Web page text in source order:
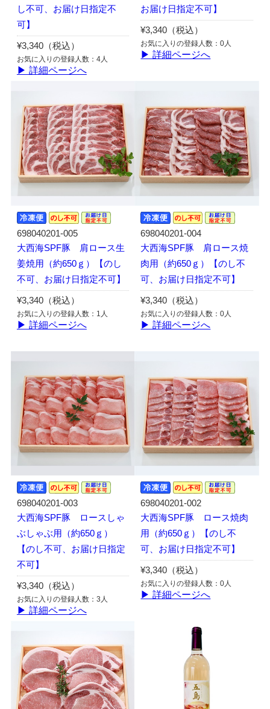
し不可、お届け日指定不
可】
¥3,340（税込）
お気に入りの登録人数：4人
▶ 詳細ページへ
お届け日指定不可】
¥3,340（税込）
お気に入りの登録人数：0人
▶ 詳細ページへ
698040201-005
大西海SPF豚 肩ロース生
姜焼用（約650ｇ）【のし
不可、お届け日指定不可】
¥3,340（税込）
お気に入りの登録人数：1人
▶ 詳細ページへ
698040201-004
大西海SPF豚 肩ロース焼
肉用（約650ｇ）【のし不
可、お届け日指定不可】
¥3,340（税込）
お気に入りの登録人数：0人
▶ 詳細ページへ
698040201-003
大西海SPF豚 ロースしゃ
ぶしゃぶ用（約650ｇ）
【のし不可、お届け日指定
不可】
¥3,340（税込）
お気に入りの登録人数：3人
▶ 詳細ページへ
698040201-002
大西海SPF豚 ロース焼肉
用（約650ｇ）【のし不
可、お届け日指定不可】
¥3,340（税込）
お気に入りの登録人数：0人
▶ 詳細ページへ